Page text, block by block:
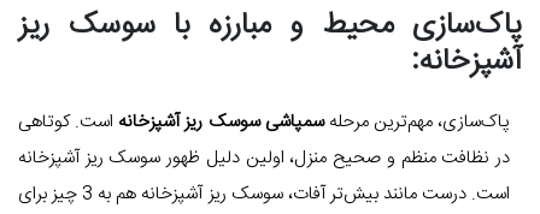
پاک‌سازی محیط و مبارزه با سوسک ریز
آشپزخانه:
پاک‌سازی، مهم‌ترین مرحلهسمپاشی سوسک ریز آشپزخانه است. کوتاهی
در نظافت منظم و صحیح منزل، اولین دلیل ظهور سوسک ریز آشپزخانه
است. درست مانند بیش‌تر آفات، سوسک ریز آشپزخانه هم به 3 چیز برای